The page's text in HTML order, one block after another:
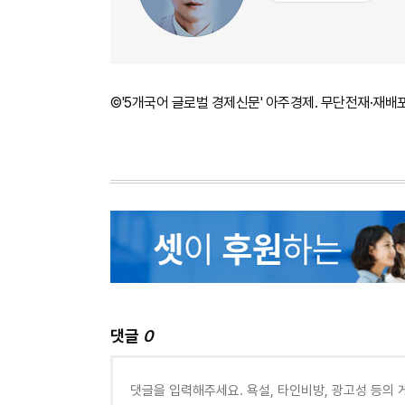
©'5개국어 글로벌 경제신문' 아주경제. 무단전재·재배
댓글 0